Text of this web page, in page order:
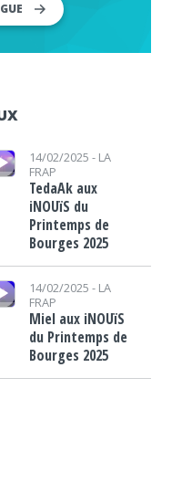
audio 14/02/2025 - LA
FRAP
TedaAk aux
iNOUïS du
Printemps de
Bourges 2025
audio
14/02/2025 - LA
FRAP
Miel aux iNOUïS
du Printemps de
Bourges 2025